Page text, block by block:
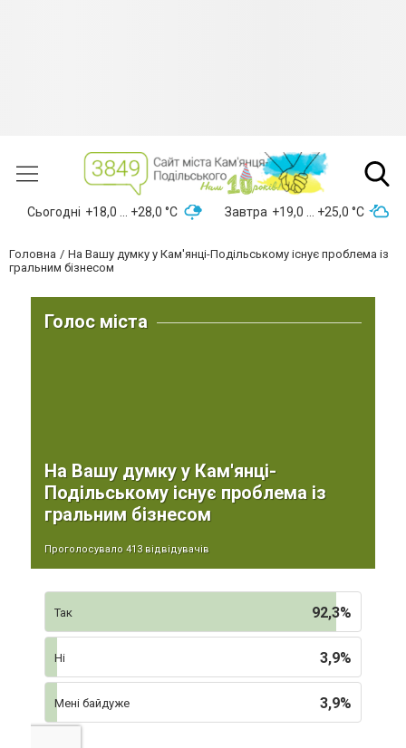
Сьогодні +18,0 ... +28,0 °С Завтра +19,0 ... +25,0 °С
Головна
На Вашу думку у Кам'янці-Подільському існує проблема із
гральним бізнесом
Голос міста
На Вашу думку у Кам'янці-
Подільському існує проблема із
гральним бізнесом
Проголосувало 413 відвідувачів
92,3%
Так
3,9%
Ні
3,9%
Мені байдуже